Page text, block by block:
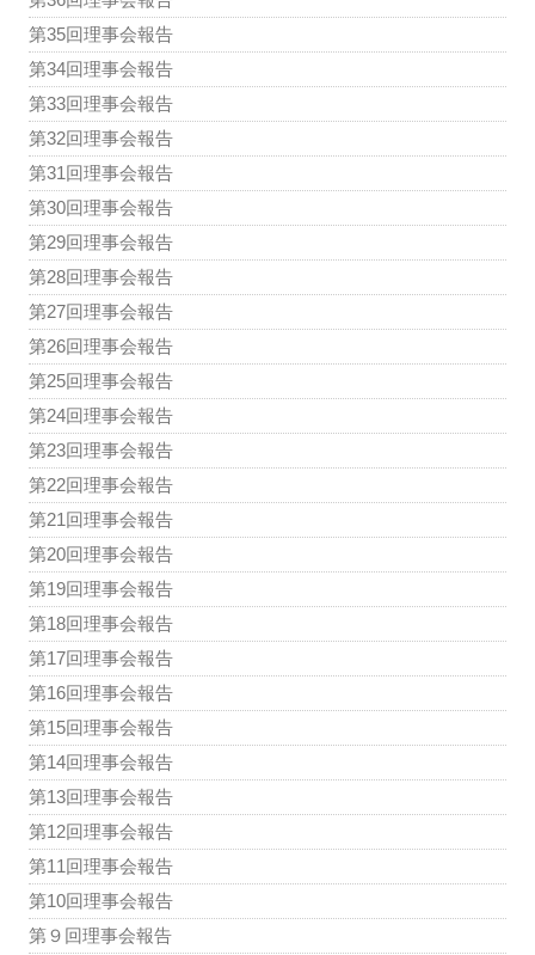
第35回理事会報告
第34回理事会報告
第33回理事会報告
第32回理事会報告
第31回理事会報告
第30回理事会報告
第29回理事会報告
第28回理事会報告
第27回理事会報告
第26回理事会報告
第25回理事会報告
第24回理事会報告
第23回理事会報告
第22回理事会報告
第21回理事会報告
第20回理事会報告
第19回理事会報告
第18回理事会報告
第17回理事会報告
第16回理事会報告
第15回理事会報告
第14回理事会報告
第13回理事会報告
第12回理事会報告
第11回理事会報告
第10回理事会報告
第９回理事会報告